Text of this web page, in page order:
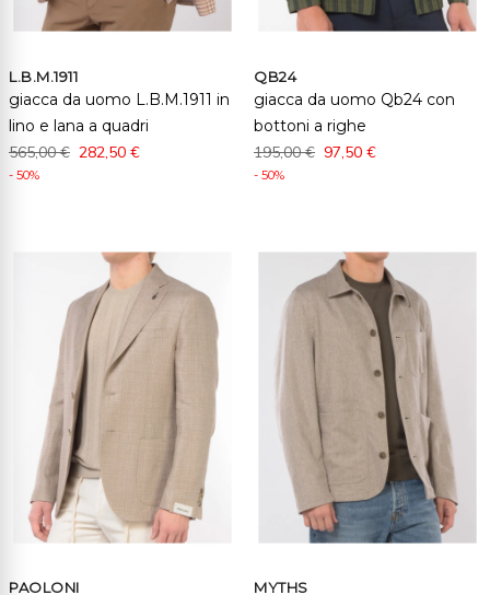
L.B.M.1911
giacca da uomo L.B.M.1911 in
lino e lana a quadri
565,00 € 282,50 €
- 50%
QB24
giacca da uomo Qb24 con
bottoni a righe
195,00 € 97,50 €
- 50%
PAOLONI MYTHS